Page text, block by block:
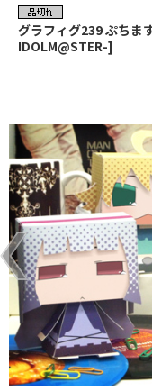
グラフィグ239 ぷちま
IDOLM@STER-]